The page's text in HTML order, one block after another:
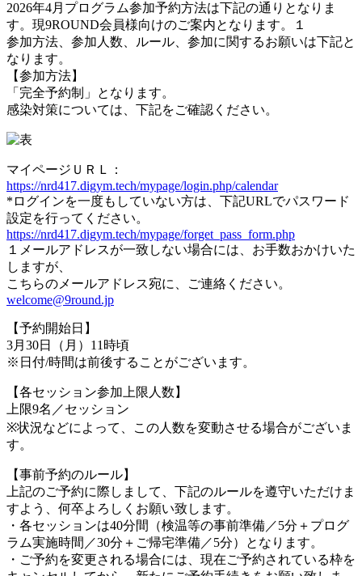
2026年4月プログラム参加予約方法は下記の通りとなりま
す。現9ROUND会員様向けのご案内となります。１
参加方法、参加人数、ルール、参加に関するお願いは下記と
なります。
【参加方法】
「完全予約制」となります。
感染対策については、下記をご確認ください。
マイページＵＲＬ：
https://nrd417.digym.tech/mypage/login.php/calendar
*ログインを一度もしていない方は、下記URLでパスワード
設定を行ってください。
https://nrd417.digym.tech/mypage/forget_pass_form.php
１メールアドレスが一致しない場合には、お手数おかけいた
しますが、
こちらのメールアドレス宛に、ご連絡ください。
welcome@9round.jp
【予約開始日】
3月30日（月）11時頃
※日付/時間は前後することがございます。
【各セッション参加上限人数】
上限9名／セッション
※状況などによって、この人数を変動させる場合がございま
す。
【事前予約のルール】
上記のご予約に際しまして、下記のルールを遵守いただけま
すよう、何卒よろしくお願い致します。
・各セッションは40分間（検温等の事前準備／5分＋プログ
ラム実施時間／30分＋ご帰宅準備／5分）となります。
・ご予約を変更される場合には、現在ご予約されている枠を